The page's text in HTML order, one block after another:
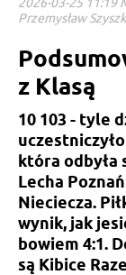
Przemysław
z Klasą
10 103 - tyle
która odbyła
Lecha
Nieciecza.
wynik, jak
bowiem 4:1.
są Kibice